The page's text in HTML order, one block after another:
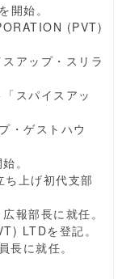
開始。
(PVT)
アップ・スリラ
スパイスアッ
・ゲストハウ
。
上げ初代支部
報部長に就任。
LTDを登記。
に就任。